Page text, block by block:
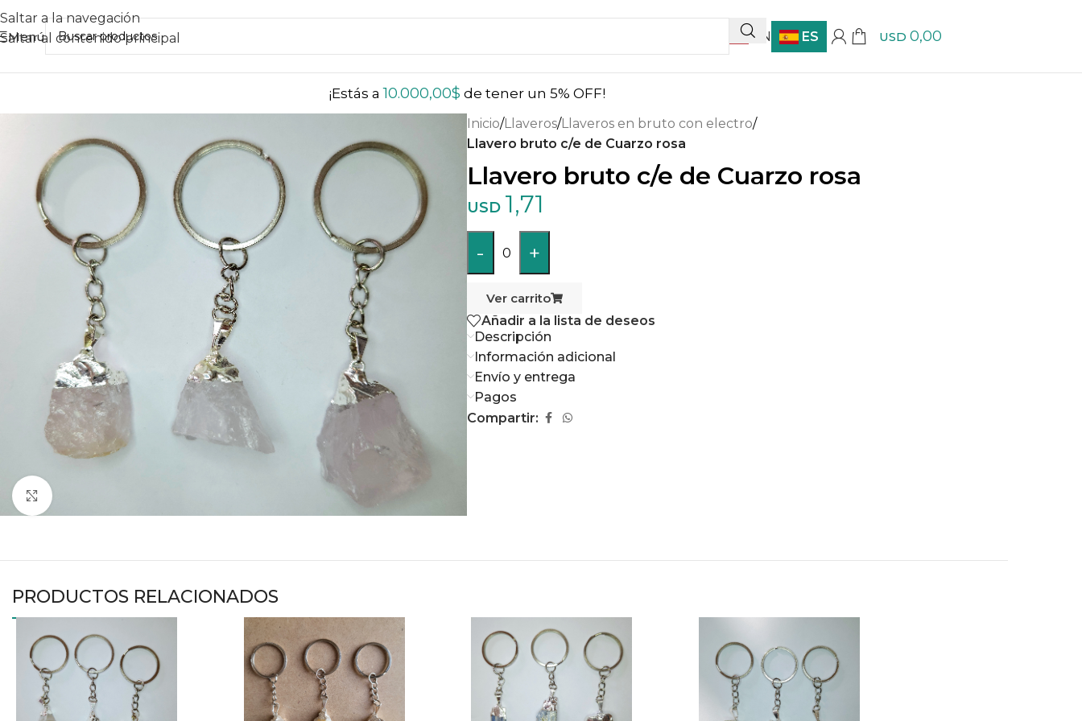
Saltar a la navegación
Saltar al contenido principal
Menú EN ES USD 0,00
¡Estás a10.000,00$ de tener un 5% OFF!
Inicio/Llaveros/Llaveros en bruto con electro/
Llavero bruto c/e de Cuarzo rosa
Llavero bruto c/e de Cuarzo rosa
USD 1,71
- 0 +
Ver carrito
Añadir a la lista de deseos
Descripción
Información adicional
Envío y entrega
Pagos
Compartir:
PRODUCTOS RELACIONADOS